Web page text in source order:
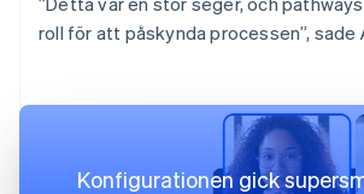
roll för att påskynda processen”, sade
Konfigurationen gick